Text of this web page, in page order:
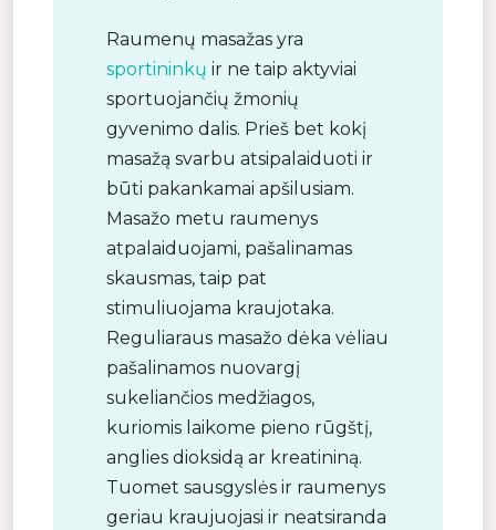
Raumenų masažas yra
sportininkų ir ne taip aktyviai
sportuojančių žmonių
gyvenimo dalis. Prieš bet kokį
masažą svarbu atsipalaiduoti ir
būti pakankamai apšilusiam.
Masažo metu raumenys
atpalaiduojami, pašalinamas
skausmas, taip pat
stimuliuojama kraujotaka.
Reguliaraus masažo dėka vėliau
pašalinamos nuovargį
sukeliančios medžiagos,
kuriomis laikome pieno rūgštį,
anglies dioksidą ar kreatininą.
Tuomet sausgyslės ir raumenys
geriau kraujuojasi ir neatsiranda